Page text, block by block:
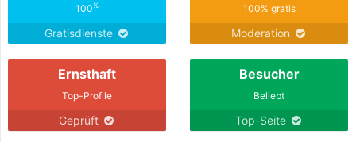
100%
Gratisdienste
100% gratis
Moderation
Ernsthaft
Top-Profile
Geprüft
Besucher
Beliebt
Top-Seite